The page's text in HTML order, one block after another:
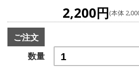
2,200円(本体
ご注文
数量